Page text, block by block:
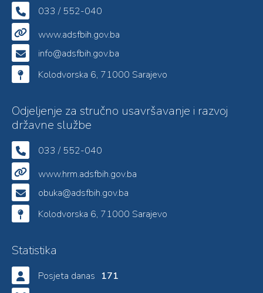
033 / 552-040
www.adsfbih.gov.ba
info@adsfbih.gov.ba
Kolodvorska 6, 71000 Sarajevo
Odjeljenje za stručno usavršavanje i razvoj
državne službe
033 / 552-040
www.hrm.adsfbih.gov.ba
obuka@adsfbih.gov.ba
Kolodvorska 6, 71000 Sarajevo
Statistika
Posjeta danas 171